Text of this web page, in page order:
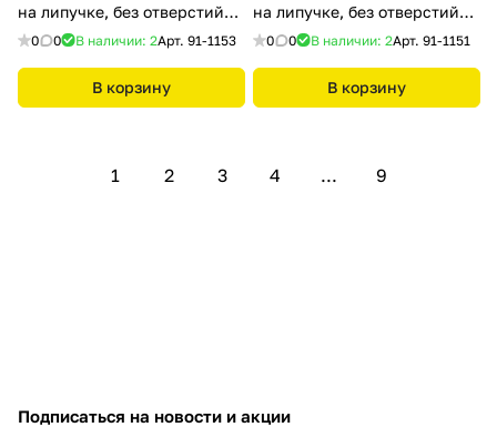
на липучке, без отверстий
10шт. REXANT
0 0 В наличии: 2Арт. 91-1153
В корзину
на липучке, без отверстий
10шт. REXANT
0 0 В наличии: 2Арт. 91-1151
В корзину
1 2 3 4 ... 9
Подписаться на новости и акции